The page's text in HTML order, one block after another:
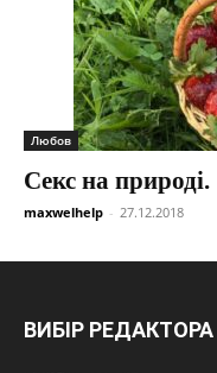
Любов
Секс на природі.
maxwelhelp - 27.12.2018
ВИБІР РЕДАКТОРА